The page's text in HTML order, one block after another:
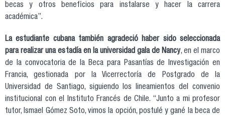
becas y otros beneficios para instalarse y hacer la carrera
académica”.
La estudiante cubana también agradeció haber sido seleccionada
para realizar una estadía en la universidad gala de Nancy, en el marco
de la convocatoria de la Beca para Pasantías de Investigación en
Francia, gestionada por la Vicerrectoría de Postgrado de la
Universidad de Santiago, siguiendo los lineamientos del convenio
institucional con el Instituto Francés de Chile. “Junto a mi profesor
tutor, Ismael Gómez Soto, vimos la opción, postulé y gané la beca de